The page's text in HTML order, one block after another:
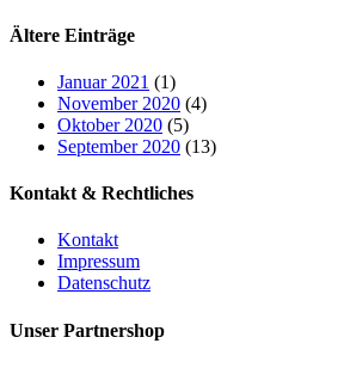
Ältere Einträge
Januar 2021 (1)
November 2020 (4)
Oktober 2020 (5)
September 2020 (13)
Kontakt & Rechtliches
Kontakt
Impressum
Datenschutz
Unser Partnershop